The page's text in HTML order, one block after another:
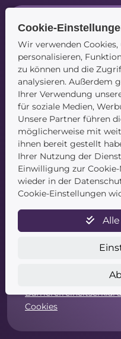
Navigation
Startseite
Blog
Kontakt
Service
Newsletter
Datenschutz
Widerrufsformular
Cookies
Cookie-
Wir verwenden
personalisieren,
zu können und die
analysieren. Außerdem
Ihrer Verwendung
für soziale Medien,
Unsere Partner führen
möglicherweise mit
ihnen bereit gestellt
Ihrer Nutzung der
Einwilligung zur
wieder in der
Cookie-Einstellungen